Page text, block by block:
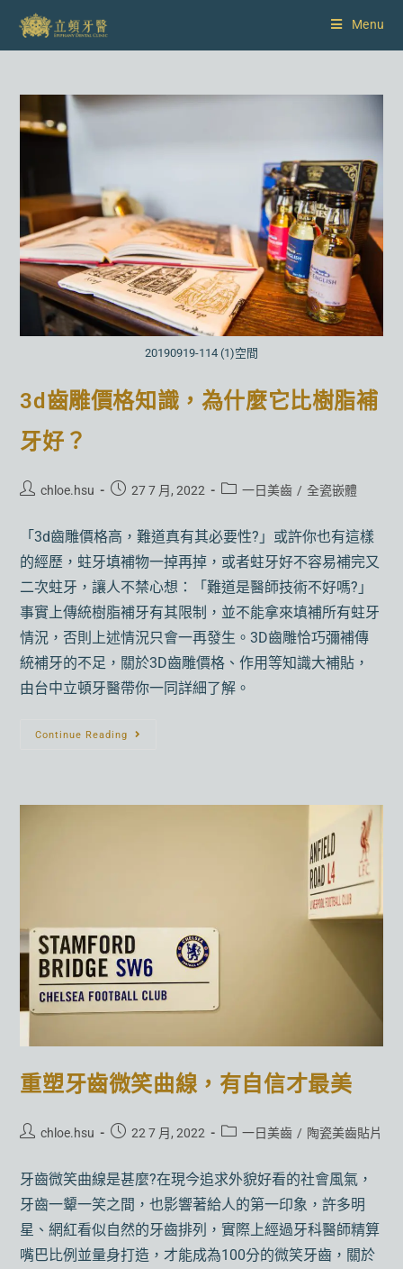
Menu
20190919-114 (1)空間
3d齒雕價格知識，為什麼它比樹脂補
牙好？
chloe.hsu 27 7 月, 2022 一日美齒 / 全瓷嵌體
「3d齒雕價格高，難道真有其必要性?」或許你也有這樣
的經歷，蛀牙填補物一掉再掉，或者蛀牙好不容易補完又
二次蛀牙，讓人不禁心想：「難道是醫師技術不好嗎?」
事實上傳統樹脂補牙有其限制，並不能拿來填補所有蛀牙
情況，否則上述情況只會一再發生。3D齒雕恰巧彌補傳
統補牙的不足，關於3D齒雕價格、作用等知識大補貼，
由台中立頓牙醫帶你一同詳細了解。
Continue Reading
重塑牙齒微笑曲線，有自信才最美
chloe.hsu 22 7 月, 2022 一日美齒 / 陶瓷美齒貼片
牙齒微笑曲線是甚麼?在現今追求外貌好看的社會風氣，
牙齒一顰一笑之間，也影響著給人的第一印象，許多明
星、網紅看似自然的牙齒排列，實際上經過牙科醫師精算
嘴巴比例並量身打造，才能成為100分的微笑牙齒，關於